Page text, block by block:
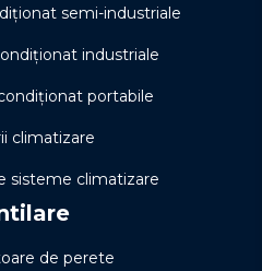
semi-industriale
industriale
portabile
climatizare
sisteme climatizare
de perete